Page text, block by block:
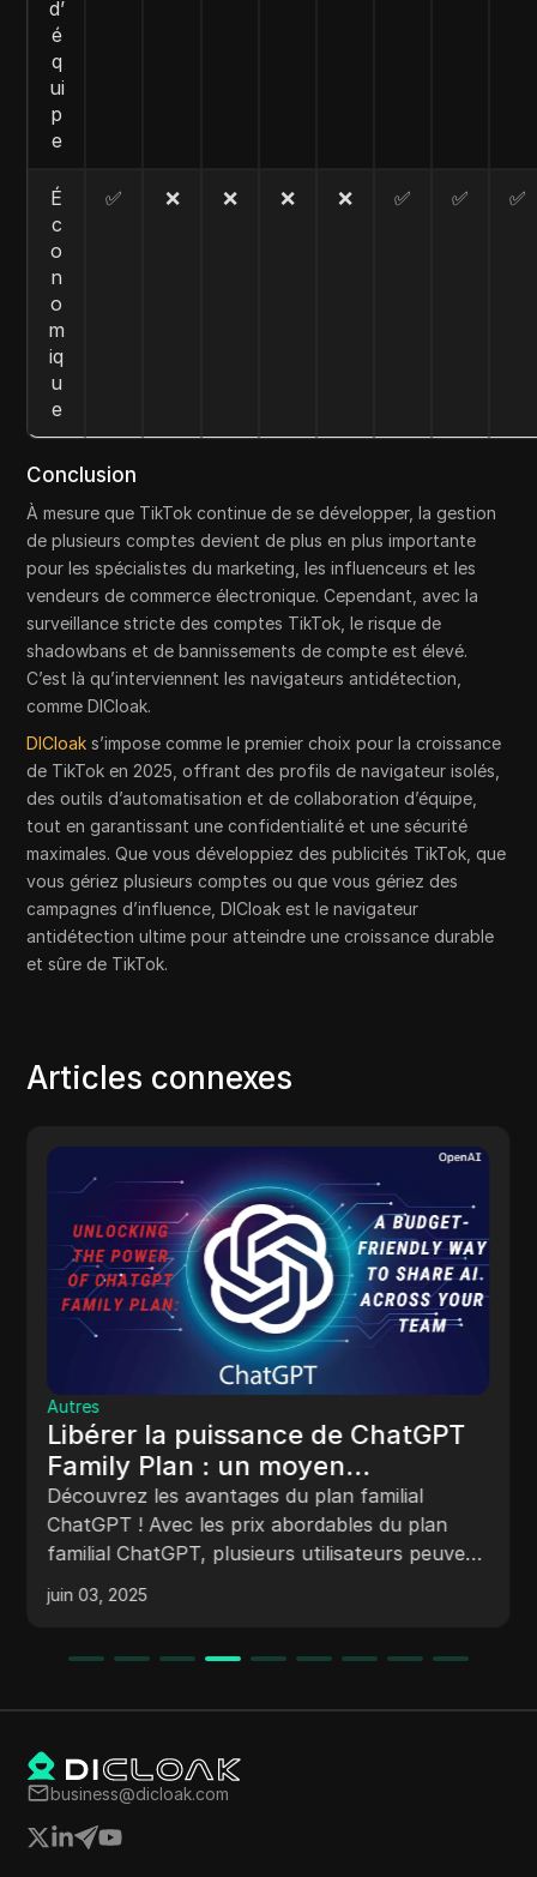
d’
é
q
ui
p
e
É
c
o
n
o
m
iq
u
e
✅ ❌ ❌ ❌ ❌ ✅ ✅ ✅
Conclusion
À mesure que TikTok continue de se développer, la gestion
de plusieurs comptes devient de plus en plus importante
pour les spécialistes du marketing, les influenceurs et les
vendeurs de commerce électronique. Cependant, avec la
surveillance stricte des comptes TikTok, le risque de
shadowbans et de bannissements de compte est élevé.
C’est là qu’interviennent les navigateurs antidétection,
comme DICloak.
DICloak s’impose comme le premier choix pour la croissance
de TikTok en 2025, offrant des profils de navigateur isolés,
des outils d’automatisation et de collaboration d’équipe,
tout en garantissant une confidentialité et une sécurité
maximales. Que vous développiez des publicités TikTok, que
vous gériez plusieurs comptes ou que vous gériez des
campagnes d’influence, DICloak est le navigateur
antidétection ultime pour atteindre une croissance durable
et sûre de TikTok.
Articles connexes
Autres
Libérer la puissance de ChatGPT
Family Plan : un moyen
économique de partager l’IA au
sein de votre équipe
Découvrez les avantages du plan familial
ChatGPT ! Avec les prix abordables du plan
familial ChatGPT, plusieurs utilisateurs peuvent
partager l’accès à GPT-4, des profils
personnalisés, etc.
juin 03, 2025
business@dicloak.com